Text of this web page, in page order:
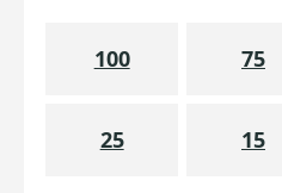
100 75
25 15